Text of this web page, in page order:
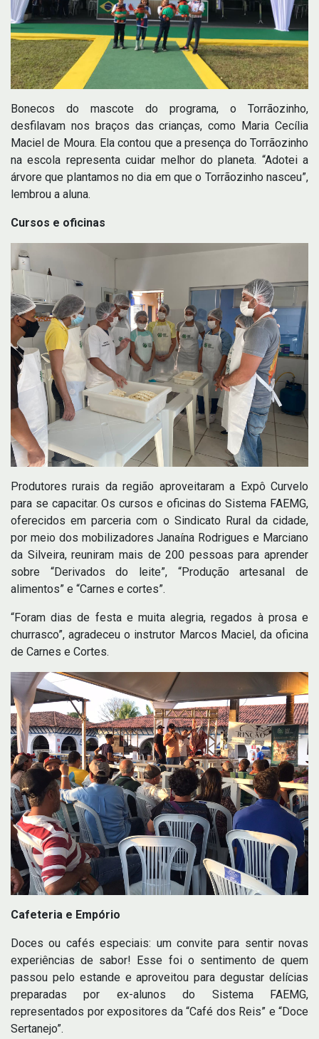
Bonecos do mascote do programa, o Torrãozinho,
desfilavam nos braços das crianças, como Maria Cecília
Maciel de Moura. Ela contou que a presença do Torrãozinho
na escola representa cuidar melhor do planeta. “Adotei a
árvore que plantamos no dia em que o Torrãozinho nasceu”,
lembrou a aluna.
Cursos e oficinas
Produtores rurais da região aproveitaram a Expô Curvelo
para se capacitar. Os cursos e oficinas do Sistema FAEMG,
oferecidos em parceria com o Sindicato Rural da cidade,
por meio dos mobilizadores Janaína Rodrigues e Marciano
da Silveira, reuniram mais de 200 pessoas para aprender
sobre “Derivados do leite”, “Produção artesanal de
alimentos” e “Carnes e cortes”.
“Foram dias de festa e muita alegria, regados à prosa e
churrasco”, agradeceu o instrutor Marcos Maciel, da oficina
de Carnes e Cortes.
Cafeteria e Empório
Doces ou cafés especiais: um convite para sentir novas
experiências de sabor! Esse foi o sentimento de quem
passou pelo estande e aproveitou para degustar delícias
preparadas por ex-alunos do Sistema FAEMG,
representados por expositores da “Café dos Reis” e “Doce
Sertanejo”.